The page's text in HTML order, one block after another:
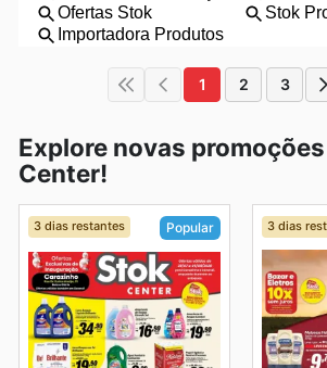
1 2 3
Explore novas
Center!
3 dias restantes Popular 3 dias